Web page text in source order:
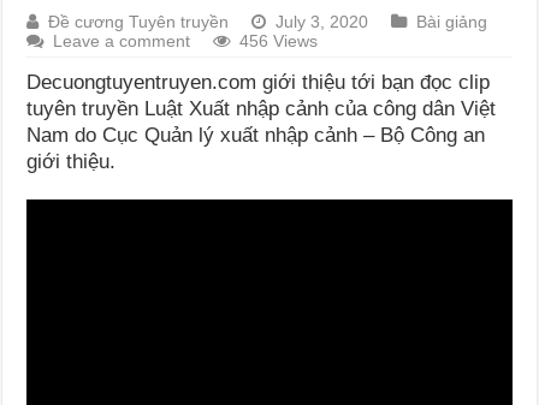
Đề cương Tuyên truyền July 3, 2020
Bài giảng
Leave a comment
456 Views
Decuongtuyentruyen.com giới thiệu tới bạn đọc clip
tuyên truyền Luật Xuất nhập cảnh của công dân Việt
Nam do Cục Quản lý xuất nhập cảnh – Bộ Công an
giới thiệu.